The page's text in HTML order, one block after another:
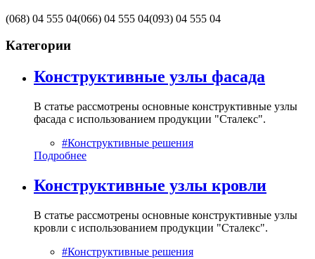
(068) 04 555 04(066) 04 555 04(093) 04 555 04
Категории
Конструктивные узлы фасада
В статье рассмотрены основные конструктивные узлы
фасада с использованием продукции "Сталекс".
#Конструктивные решения
Подробнее
Конструктивные узлы кровли
В статье рассмотрены основные конструктивные узлы
кровли с использованием продукции "Сталекс".
#Конструктивные решения